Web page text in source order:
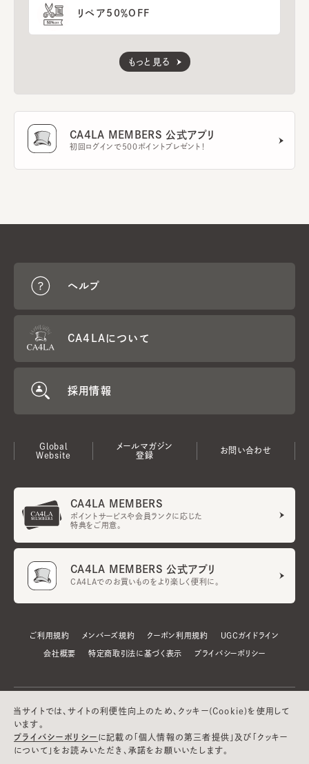
リペア50％OFF
もっと見る
CA4LA MEMBERS 公式アプリ
初回ログインで500ポイントプレゼント！
ヘルプ
CA4LAについて
採用情報
Global
Website
メールマガジン
登録
お問い合わせ
CA4LA MEMBERS
ポイントサービスや会員ランクに応じた
特典をご用意。
CA4LA MEMBERS 公式アプリ
CA4LAでのお買いものをより楽しく便利に。
ご利用規約 メンバーズ規約 クーポン利用規約 UGCガイドライン
会社概要 特定商取引法に基づく表示 プライバシーポリシー
当サイトでは、サイトの利便性向上のため、クッキー(Cookie)を使用して
います。
プライバシーポリシー に記載の「個人情報の第三者提供」及び「クッキー
について」をお読みいただき、承諾をお願いいたします。